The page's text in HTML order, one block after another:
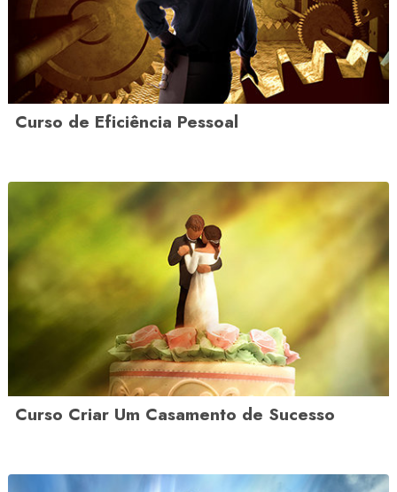
Curso de Eficiência Pessoal
Curso Criar Um Casamento de Sucesso